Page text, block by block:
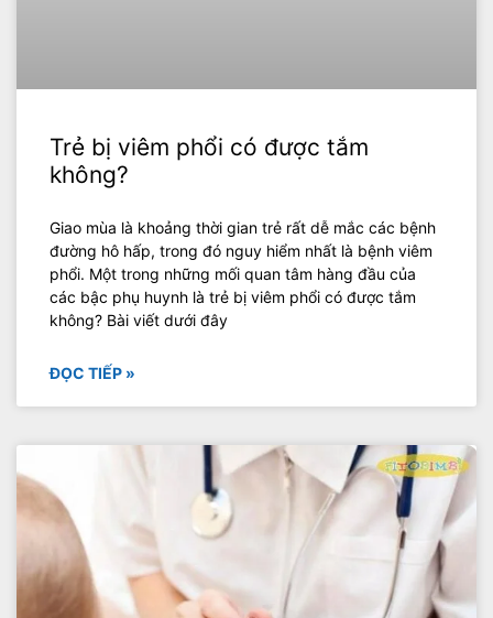
Trẻ bị viêm phổi có được tắm
không?
Giao mùa là khoảng thời gian trẻ rất dễ mắc các bệnh
đường hô hấp, trong đó nguy hiểm nhất là bệnh viêm
phổi. Một trong những mối quan tâm hàng đầu của
các bậc phụ huynh là trẻ bị viêm phổi có được tắm
không? Bài viết dưới đây
ĐỌC TIẾP »